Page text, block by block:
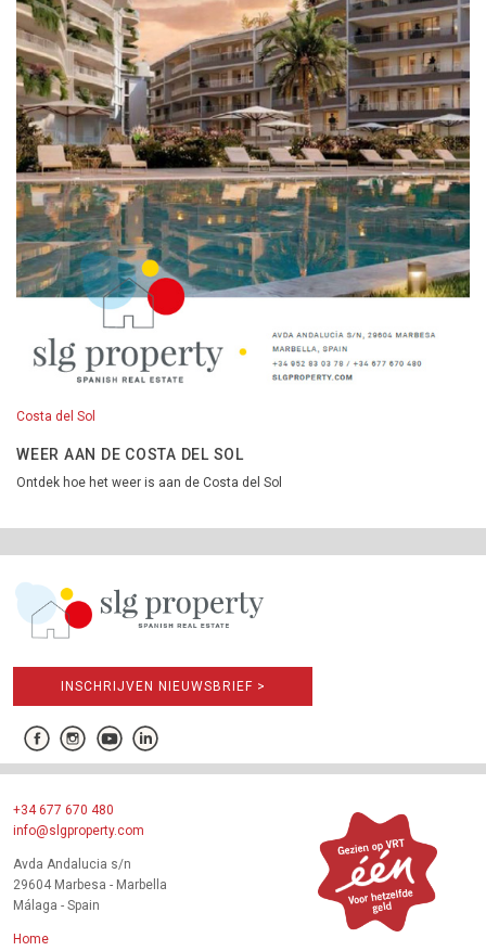
Costa del Sol
WEER AAN DE COSTA DEL SOL
Ontdek hoe het weer is aan de Costa del Sol
INSCHRIJVEN NIEUWSBRIEF >
+34 677 670 480
info@slgproperty.com
Avda Andalucia s/n
29604 Marbesa - Marbella
Málaga - Spain
Home